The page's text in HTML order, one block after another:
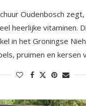
Oudenbosch
heerlijke vitaminen.
in het Groningse
pruimen en kersen